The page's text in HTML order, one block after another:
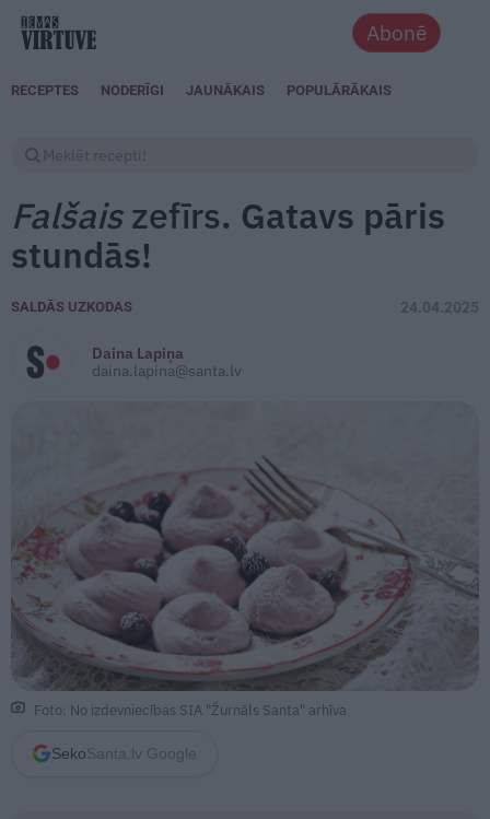
Abonē
RECEPTES NODERĪGI JAUNĀKAIS POPULĀRĀKAIS
Falšaiszefīrs. Gatavs pāris
stundās!
SALDĀS UZKODAS 24.04.2025
Daina Lapiņa
daina.lapina@santa.lv
Foto: No izdevniecības SIA "Žurnāls Santa" arhīva
Seko Santa.lv Google